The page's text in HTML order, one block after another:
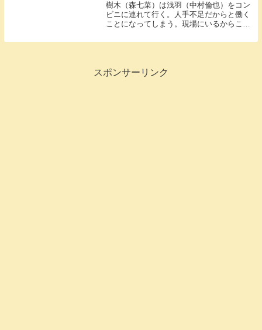
樹木（森七菜）は浅羽（中村倫也）をコン
ビニに連れて行く。人手不足だからと働く
ことになってしまう。現場にいるからこそ
スポンサーリンク